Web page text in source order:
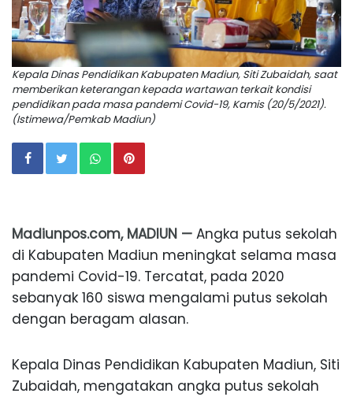
Kepala Dinas Pendidikan Kabupaten Madiun, Siti Zubaidah, saat
memberikan keterangan kepada wartawan terkait kondisi
pendidikan pada masa pandemi Covid-19, Kamis (20/5/2021).
(Istimewa/Pemkab Madiun)
Madiunpos.com, MADIUN — Angka putus sekolah
di Kabupaten Madiun meningkat selama masa
pandemi Covid-19. Tercatat, pada 2020
sebanyak 160 siswa mengalami putus sekolah
dengan beragam alasan.
Kepala Dinas Pendidikan Kabupaten Madiun, Siti
Zubaidah, mengatakan angka putus sekolah